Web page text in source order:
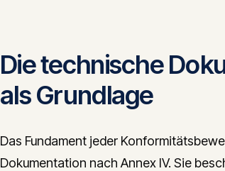
Die technische
als Grundlage
Das Fundament jeder
Dokumentation nach Annex IV. Sie